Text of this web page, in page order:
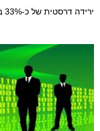
ירידה דרסטית של כ-33% במספר מפוטרי הקיץ בשנת 2017.